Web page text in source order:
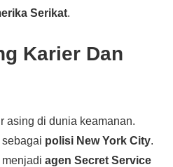
Serikat.
Karier Dan
asing di dunia keamanan.
polisi New York City.
agen Secret Service